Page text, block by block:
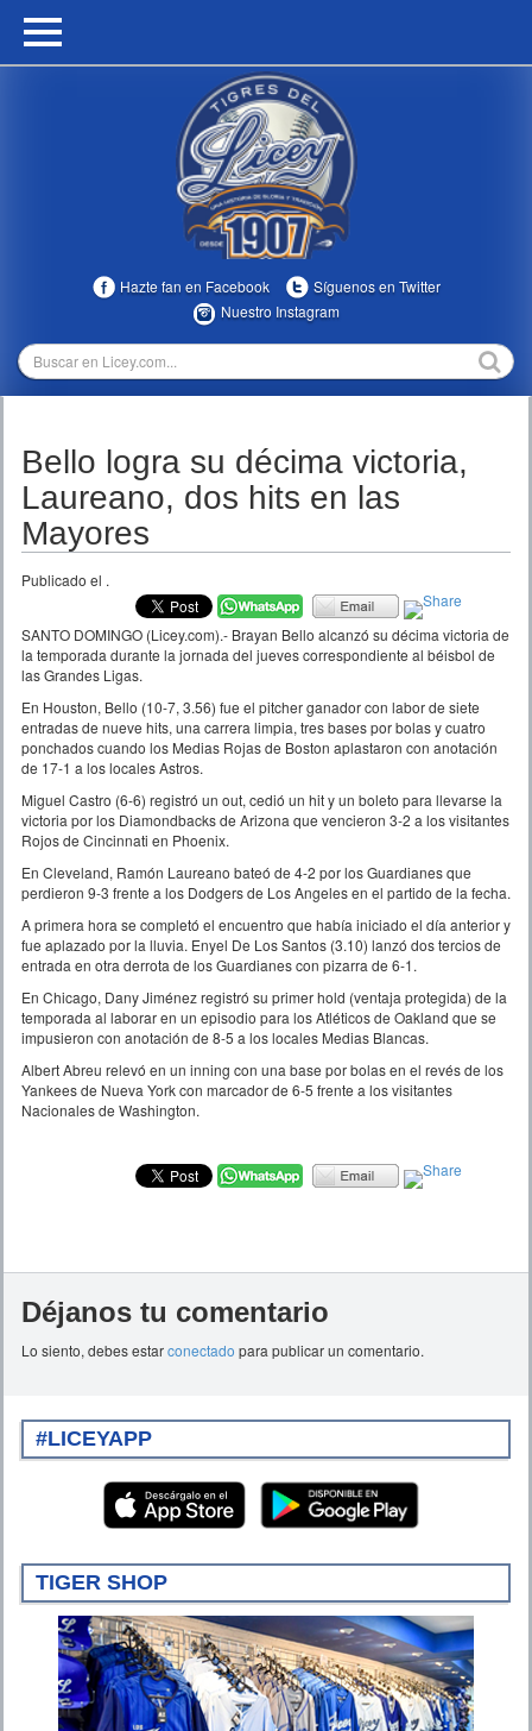
HOME
MULTIMEDIA
TEMPORADAS
Hazte fan en Facebook
Síguenos en Twitter
Nuestro Instagram
Bello logra su décima victoria,
Laureano, dos hits en las
Mayores
Publicado el .
SANTO DOMINGO (Licey.com).- Brayan Bello alcanzó su décima victoria de
la temporada durante la jornada del jueves correspondiente al béisbol de
las Grandes Ligas.
En Houston, Bello (10-7, 3.56) fue el pitcher ganador con labor de siete
entradas de nueve hits, una carrera limpia, tres bases por bolas y cuatro
ponchados cuando los Medias Rojas de Boston aplastaron con anotación
de 17-1 a los locales Astros.
Miguel Castro (6-6) registró un out, cedió un hit y un boleto para llevarse la
victoria por los Diamondbacks de Arizona que vencieron 3-2 a los visitantes
Rojos de Cincinnati en Phoenix.
En Cleveland, Ramón Laureano bateó de 4-2 por los Guardianes que
perdieron 9-3 frente a los Dodgers de Los Angeles en el partido de la fecha.
A primera hora se completó el encuentro que había iniciado el día anterior y
fue aplazado por la lluvia. Enyel De Los Santos (3.10) lanzó dos tercios de
entrada en otra derrota de los Guardianes con pizarra de 6-1.
En Chicago, Dany Jiménez registró su primer hold (ventaja protegida) de la
temporada al laborar en un episodio para los Atléticos de Oakland que se
impusieron con anotación de 8-5 a los locales Medias Blancas.
Albert Abreu relevó en un inning con una base por bolas en el revés de los
Yankees de Nueva York con marcador de 6-5 frente a los visitantes
Nacionales de Washington.
Déjanos tu comentario
Lo siento, debes estarconectado para publicar un comentario.
#LICEYAPP
TIGER SHOP